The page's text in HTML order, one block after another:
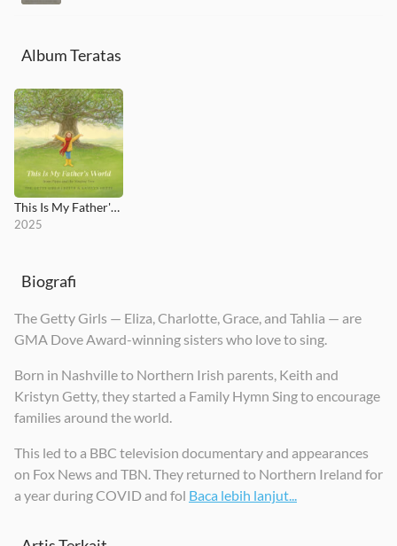
Album Teratas
This Is My Father's World
2025
Biografi
The Getty Girls — Eliza, Charlotte, Grace, and Tahlia — are
GMA Dove Award-winning sisters who love to sing.
Born in Nashville to Northern Irish parents, Keith and
Kristyn Getty, they started a Family Hymn Sing to encourage
families around the world.
This led to a BBC television documentary and appearances
on Fox News and TBN. They returned to Northern Ireland for
a year during COVID and fol Baca lebih lanjut...